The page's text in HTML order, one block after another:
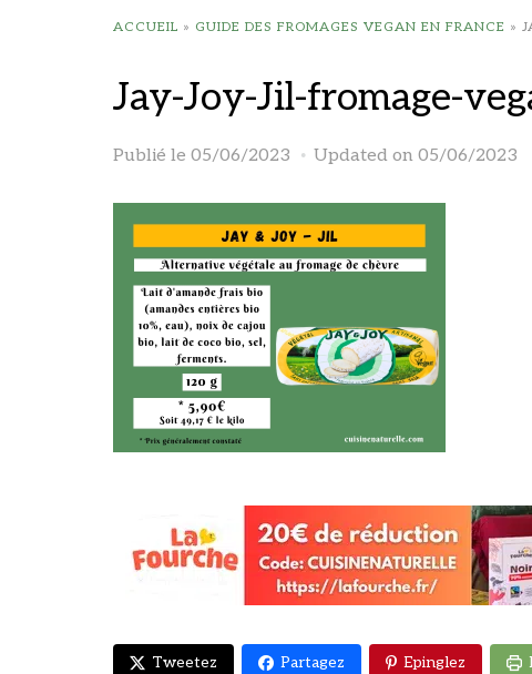
ACCUEIL » GUIDE DES FROMAGES VEGAN EN FRANCE »
Jay-Joy-Jil-fromage-
Publié le 05/06/2023 Updated on 05/06/2023
Tweetez Partagez Epinglez